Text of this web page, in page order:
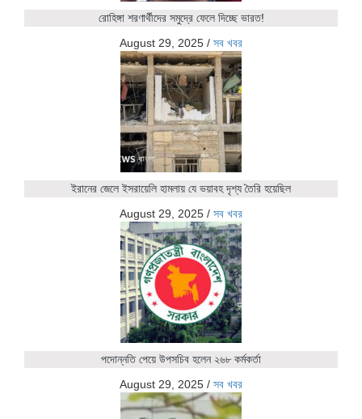
রোহিঙ্গা শরণার্থীদের সমুদ্রে ফেলে দিচ্ছে ভারত!
August 29, 2025 / সব খবর
ইরানের জেলে ইসরায়েলি হামলায় যে ভয়াবহ দৃশ্য তৈরি হয়েছিল
August 29, 2025 / সব খবর
পদোন্নতি পেয়ে উপসচিব হলেন ২৬৮ কর্মকর্তা
August 29, 2025 / সব খবর